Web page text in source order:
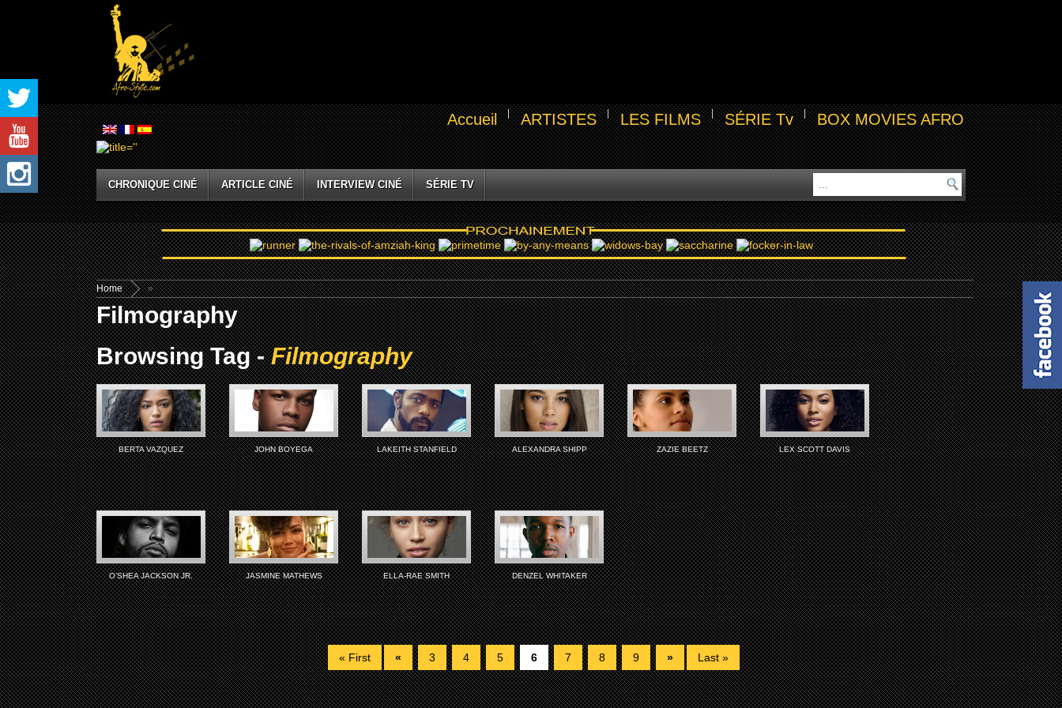
Accueil ARTISTES LES FILMS SÉRIE Tv BOX MOVIES AFRO
CHRONIQUE CINÉ ARTICLE CINÉ INTERVIEW CINÉ SÉRIE TV
Home »
Filmography
Browsing Tag -Filmography
BERTA VAZQUEZ JOHN BOYEGA LAKEITH STANFIELD ALEXANDRA SHIPP ZAZIE BEETZ LEX SCOTT DAVIS
O’SHEA JACKSON JR. JASMINE MATHEWS ELLA-RAE SMITH DENZEL WHITAKER
« First « 3 4 5 6 7 8 9 » Last »